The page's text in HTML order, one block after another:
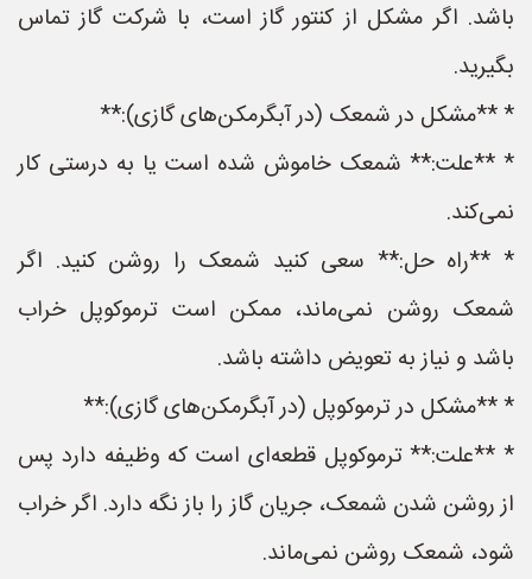
باشد. اگر مشکل از کنتور گاز است، با شرکت گاز تماس
بگیرید.
* **مشکل در شمعک (در آبگرمکن‌های گازی):**
* **علت:** شمعک خاموش شده است یا به درستی کار
نمی‌کند.
* **راه حل:** سعی کنید شمعک را روشن کنید. اگر
شمعک روشن نمی‌ماند، ممکن است ترموکوپل خراب
باشد و نیاز به تعویض داشته باشد.
* **مشکل در ترموکوپل (در آبگرمکن‌های گازی):**
* **علت:** ترموکوپل قطعه‌ای است که وظیفه دارد پس
از روشن شدن شمعک، جریان گاز را باز نگه دارد. اگر خراب
شود، شمعک روشن نمی‌ماند.